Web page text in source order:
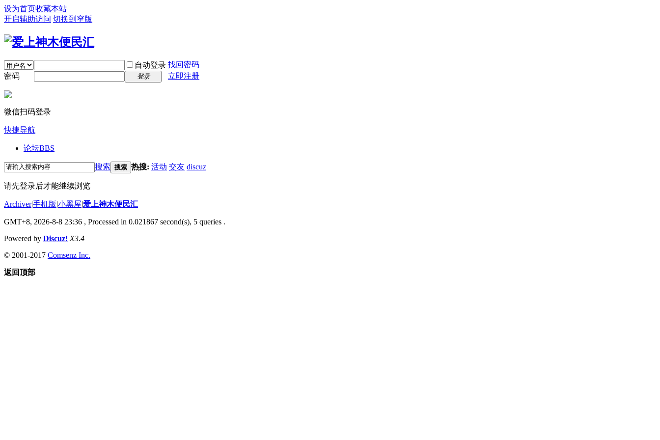
设为首页收藏本站
开启辅助访问 切换到窄版
自动登录 找回密码
密码
登录 立即注册
微信扫码登录
快捷导航
论坛BBS
搜索 搜索 热搜: 活动 交友 discuz
请先登录后才能继续浏览
Archiver|手机版|小黑屋|爱上神木便民汇
GMT+8, 2026-8-8 23:36 , Processed in 0.021867 second(s), 5 queries .
Powered by Discuz! X3.4
© 2001-2017 Comsenz Inc.
返回顶部